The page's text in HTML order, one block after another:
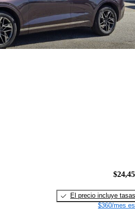
El precio incluye tasas
$360/mes